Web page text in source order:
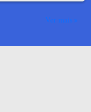
Ver mais